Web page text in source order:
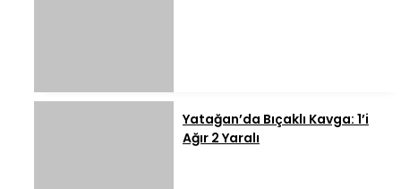
Yatağan’da Bıçaklı Kavga: 1’i
Ağır 2 Yaralı